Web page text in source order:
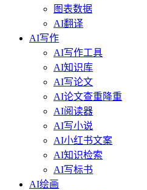
图表数据
AI翻译
AI写作
AI写作工具
AI知识库
AI写论文
AI论文查重降重
AI阅读器
AI写小说
AI小红书文案
AI知识检索
AI写标书
AI绘画